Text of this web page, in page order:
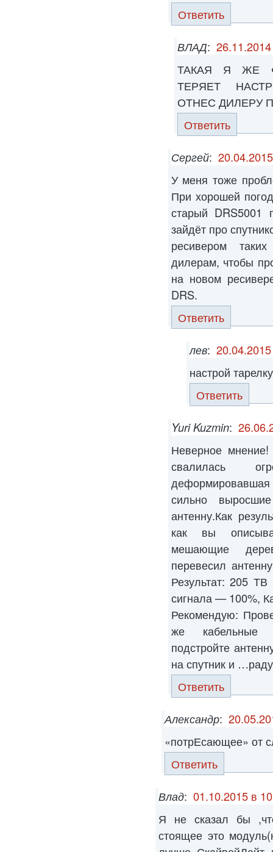
Ответить
ВЛАД:
ТАКАЯ Я ЖЕ
ТЕРЯЕТ
ОТНЕС ДИЛЕРУ
Ответить
Сергей:
У меня тоже
При хорошей
старый DRS5001
зайдёт про
ресивером
дилерам, чтобы
на новом
DRS.
Ответить
лев:
настрой
Ответить
Yuri Kuzmin:
Неверное
свалилась
сильно
антенну.Как
как вы
мешающие
перевесил
Результат: 205
сигнала — 100%,
Рекомендую:
же кабельные
подстройте
на спутник и
Ответить
Александр:
«потрЕсающее» от
Ответить
Влад: 01.10.2015 в
Я не сказал бы
стоящее это